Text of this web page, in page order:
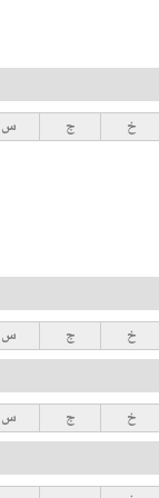
خ ج س
خ ج س
خ ج س